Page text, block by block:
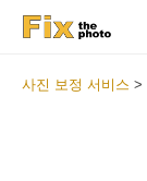
사진 보정 서비스 >